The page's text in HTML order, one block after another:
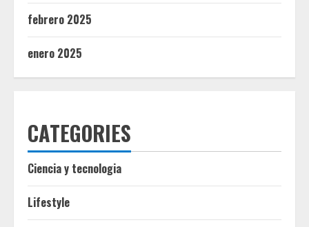
febrero 2025
enero 2025
CATEGORIES
Ciencia y tecnologia
Lifestyle